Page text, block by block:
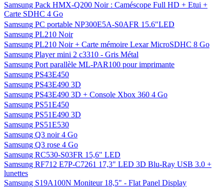
Samsung Pack HMX-Q200 Noir : Caméscope Full HD + Etui +
Carte SDHC 4 Go
Samsung PC portable NP300E5A-S0AFR 15.6"LED
Samsung PL210 Noir
Samsung PL210 Noir + Carte mémoire Lexar MicroSDHC 8 Go
Samsung Player mini 2 c3310 - Gris Métal
Samsung Port parallèle ML-PAR100 pour imprimante
Samsung PS43E450
Samsung PS43E490 3D
Samsung PS43E490 3D + Console Xbox 360 4 Go
Samsung PS51E450
Samsung PS51E490 3D
Samsung PS51E530
Samsung Q3 noir 4 Go
Samsung Q3 rose 4 Go
Samsung RC530-S03FR 15,6" LED
Samsung RF712 E7P-C7261 17,3" LED 3D Blu-Ray USB 3.0 +
lunettes
Samsung S19A100N Moniteur 18,5" - Flat Panel Display